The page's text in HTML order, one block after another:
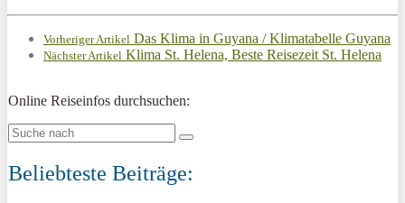
Vorheriger Artikel Das Klima in Guyana / Klimatabelle Guyana
Nächster Artikel Klima St. Helena, Beste Reisezeit St. Helena
Online Reiseinfos durchsuchen:
Beliebteste Beiträge: